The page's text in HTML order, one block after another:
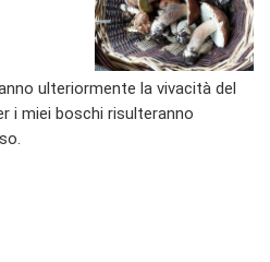
ulteriormente la vivacità del
i miei boschi risulteranno